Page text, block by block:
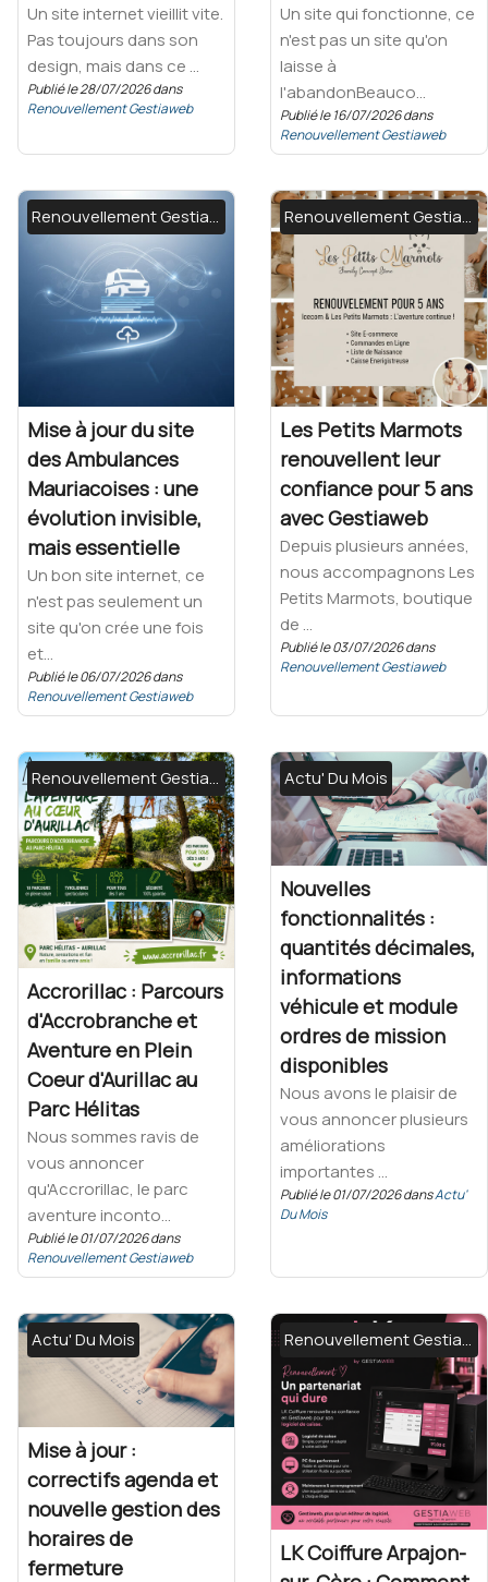
Un site internet vieillit vite.
Pas toujours dans son
design, mais dans ce ...
Publié le 28/07/2026 dans
Renouvellement Gestiaweb
Un site qui fonctionne, ce
n'est pas un site qu'on
laisse à
l'abandonBeauco...
Publié le 16/07/2026 dans
Renouvellement Gestiaweb
Renouvellement Gestiaweb
Mise à jour du site
des Ambulances
Mauriacoises : une
évolution invisible,
mais essentielle
Un bon site internet, ce
n'est pas seulement un
site qu'on crée une fois
et...
Publié le 06/07/2026 dans
Renouvellement Gestiaweb
Renouvellement Gestiaweb
Les Petits Marmots
renouvellent leur
confiance pour 5 ans
avec Gestiaweb
Depuis plusieurs années,
nous accompagnons Les
Petits Marmots, boutique
de ...
Publié le 03/07/2026 dans
Renouvellement Gestiaweb
Renouvellement Gestiaweb
Accrorillac : Parcours
d'Accrobranche et
Aventure en Plein
Coeur d'Aurillac au
Parc Hélitas
Nous sommes ravis de
vous annoncer
qu'Accrorillac, le parc
aventure inconto...
Publié le 01/07/2026 dans
Renouvellement Gestiaweb
Actu' Du Mois
Nouvelles
fonctionnalités :
quantités décimales,
informations
véhicule et module
ordres de mission
disponibles
Nous avons le plaisir de
vous annoncer plusieurs
améliorations
importantes ...
Publié le 01/07/2026 dansActu'
Du Mois
Actu' Du Mois
Mise à jour :
correctifs agenda et
nouvelle gestion des
horaires de
fermeture
Renouvellement Gestiaweb
LK Coiffure Arpajon-